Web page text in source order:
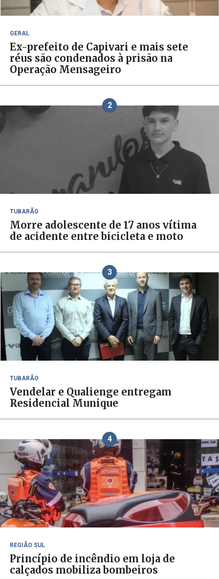
GERAL
Ex-prefeito de Capivari e mais sete
réus são condenados à prisão na
Operação Mensageiro
2
TUBARÃO
Morre adolescente de 17 anos vítima
de acidente entre bicicleta e moto
3
TUBARÃO
Vendelar e Qualienge entregam
Residencial Munique
4
REGIÃO SUL
Princípio de incêndio em loja de
calçados mobiliza bombeiros